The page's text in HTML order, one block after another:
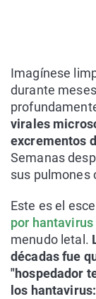
Imagínese
durante
virales
excrementos
Semanas
sus pulmones
Este es el
por hantavirus
menudo letal.
décadas fue
"hospedador
los